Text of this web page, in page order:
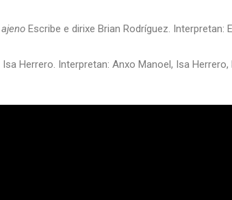
Escribe e dirixe Brian Rodríguez. Interpretan:
Herrero. Interpretan: Anxo Manoel, Isa